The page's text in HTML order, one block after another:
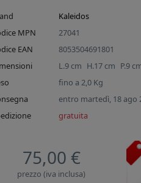
Kaleidos
MPN
27041
EAN
8053504691801
L.9 cm H.17 cm P.9
fino a2,0 Kg
entro martedì, 18 ago
gratuita
75,00 €
prezzo (iva inclusa)